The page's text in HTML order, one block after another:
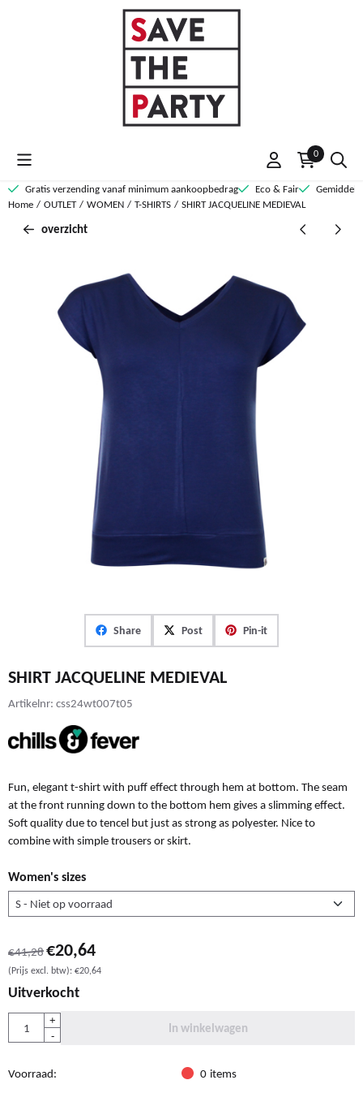
Cookievoorkeuren zijn momenteel gesloten.
0
Gratis verzending vanaf minimum aankoopbedrag Eco & Fair
Home / OUTLET / WOMEN / T-SHIRTS / SHIRT JACQUELINE MEDIEVAL
overzicht
Share Post Pin-it
SHIRT JACQUELINE MEDIEVAL
Artikelnr: css24wt007t05
Fun, elegant t-shirt with puff effect through hem at bottom. The seam
at the front running down to the bottom hem gives a slimming effect.
Soft quality due to tencel but just as strong as polyester. Nice to
combine with simple trousers or skirt.
Women's sizes
€41,28€20,64
(Prijs excl. btw): €20,64
Uitverkocht
+
-
In winkelwagen
Voorraad: 0 items